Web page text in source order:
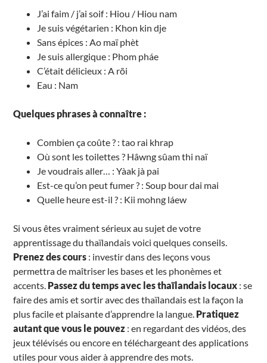
J’ai faim / j’ai soif : Hiou / Hiou nam
Je suis végétarien : Khon kin dje
Sans épices : Ao maï phèt
Je suis allergique : Phom pháe
C’était délicieux : A rõi
Eau : Nam
Quelques phrases à connaître :
Combien ça coûte ? : tao rai khrap
Où sont les toilettes ? Hâwng sûam thi naï
Je voudrais aller… : Yàak jà pai
Est-ce qu’on peut fumer ? : Soup bour dai mai
Quelle heure est-il ? : Kii mohng láew
Si vous êtes vraiment sérieux au sujet de votre
apprentissage du thaïlandais voici quelques conseils.
Prenez des cours : investir dans des leçons vous
permettra de maîtriser les bases et les phonèmes et
accents. Passez du temps avec les thaïlandais locaux : se
faire des amis et sortir avec des thaïlandais est la façon la
plus facile et plaisante d’apprendre la langue. Pratiquez
autant que vous le pouvez : en regardant des vidéos, des
jeux télévisés ou encore en téléchargeant des applications
utiles pour vous aider à apprendre des mots.